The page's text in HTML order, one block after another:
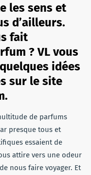
les sens et
d’ailleurs.
fait
? VL vous
idées
sur le site
de parfums
presque tous et
essaient de
attire vers une odeur
nous faire voyager. Et